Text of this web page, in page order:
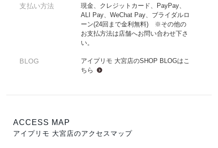
支払い方法
現金、クレジットカード、PayPay、
ALI Pay、WeChat Pay、ブライダルロ
ーン(24回まで金利無料) ※その他の
お支払方法は店舗へお問い合わせ下さ
い。
BLOG アイプリモ 大宮店のSHOP BLOGはこ
ちら
ACCESS MAP
アイプリモ 大宮店のアクセスマップ